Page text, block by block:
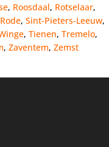
, Roosdaal, Rotselaar,
, Sint-Pieters-Leeuw,
, Tienen, Tremelo,
, Zaventem, Zemst